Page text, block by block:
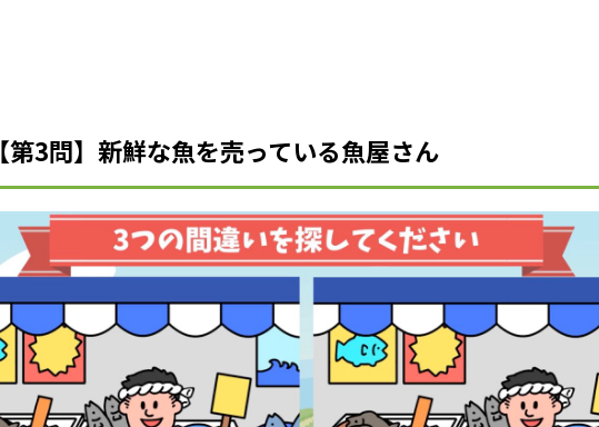
【第3問】新鮮な魚を売っている魚屋さん